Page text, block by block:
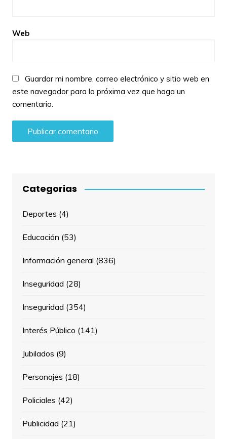
Web
Guardar mi nombre, correo electrónico y sitio web en
este navegador para la próxima vez que haga un
comentario.
Categorias
Deportes (4)
Educación (53)
Información general (836)
Inseguridad (28)
Inseguridad (354)
Interés Público (141)
Jubilados (9)
Personajes (18)
Policiales (42)
Publicidad (21)